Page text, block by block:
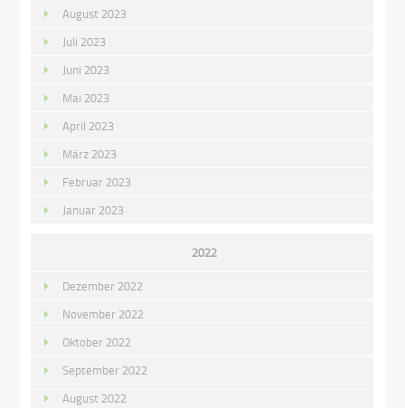
August 2023
Juli 2023
Juni 2023
Mai 2023
April 2023
März 2023
Februar 2023
Januar 2023
2022
Dezember 2022
November 2022
Oktober 2022
September 2022
August 2022